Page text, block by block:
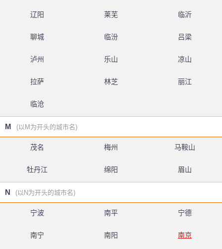
辽阳 莱芜 临沂
聊城 临汾 吕梁
泸州 乐山 凉山
拉萨 林芝 丽江
临沧
M (以M为开头的城市名)
茂名 梅州 马鞍山
牡丹江 绵阳 眉山
N (以N为开头的城市名)
宁波 南平 宁德
南宁 南阳 南京